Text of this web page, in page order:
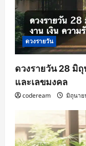
ดวงรายวัน
ดวงรายวัน 28 มิ
และเลขมงคล
codeream มิถุนาย